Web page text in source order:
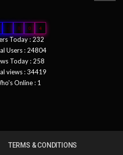
4 8 0 4
Today : 232
Users : 24804
Today : 258
views : 34419
Online : 1
TERMS & CONDITIONS